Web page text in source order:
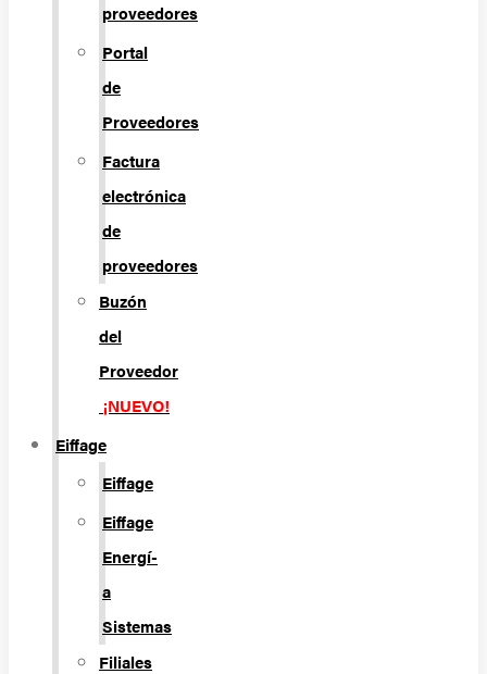
proveedores
Portal
de
Proveedores
Factura
electrónica
de
proveedores
Buzón
del
Proveedor
¡NUEVO!
Eiffage
Eiffage
Eiffage
Energí­
a
Sistemas
Filiales